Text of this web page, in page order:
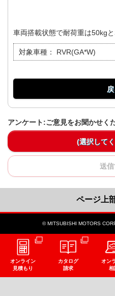
車両搭載状態で耐荷重は50kgと
対象車種： RVR(GA*W)
アンケート:ご意見をお聞かせく
(選択して
送
ページ上
© MITSUBISHI MOTORS
オンライン
見積もり
カタログ
請求
オン
相